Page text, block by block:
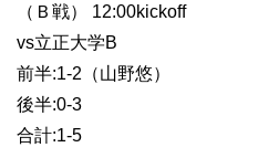
（Ｂ戦） 12:00kickoff
vs立正大学B
前半:1-2（山野悠）
後半:0-3
合計:1-5